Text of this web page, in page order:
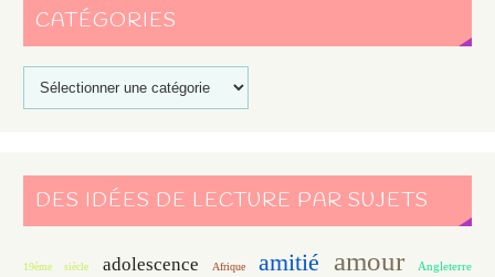
CATÉGORIES
DES IDÉES DE LECTURE PAR SUJETS
19ème siècle adolescence Afrique amitié amour Angleterre